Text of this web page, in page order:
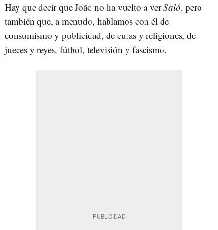
Hay que decir que João no ha vuelto a verSaló, pero
también que, a menudo, hablamos con él de
consumismo y publicidad, de curas y religiones, de
jueces y reyes, fútbol, televisión y fascismo.